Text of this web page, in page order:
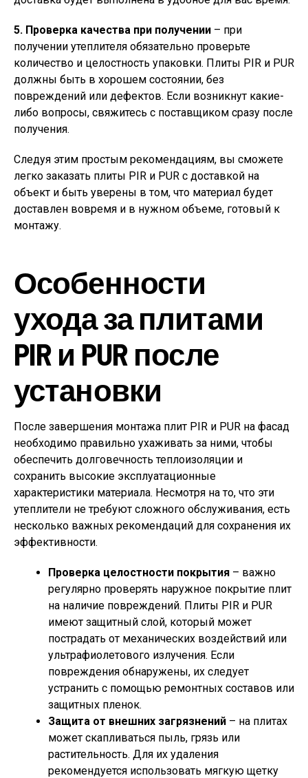
5. Проверка качества при получении – при
получении утеплителя обязательно проверьте
количество и целостность упаковки. Плиты PIR и PUR
должны быть в хорошем состоянии, без
повреждений или дефектов. Если возникнут какие-
либо вопросы, свяжитесь с поставщиком сразу после
получения.
Следуя этим простым рекомендациям, вы сможете
легко заказать плиты PIR и PUR с доставкой на
объект и быть уверены в том, что материал будет
доставлен вовремя и в нужном объеме, готовый к
монтажу.
Особенности
ухода за плитами
PIR и PUR после
установки
После завершения монтажа плит PIR и PUR на фасад
необходимо правильно ухаживать за ними, чтобы
обеспечить долговечность теплоизоляции и
сохранить высокие эксплуатационные
характеристики материала. Несмотря на то, что эти
утеплители не требуют сложного обслуживания, есть
несколько важных рекомендаций для сохранения их
эффективности.
Проверка целостности покрытия – важно
регулярно проверять наружное покрытие плит
на наличие повреждений. Плиты PIR и PUR
имеют защитный слой, который может
пострадать от механических воздействий или
ультрафиолетового излучения. Если
повреждения обнаружены, их следует
устранить с помощью ремонтных составов или
защитных пленок.
Защита от внешних загрязнений – на плитах
может скапливаться пыль, грязь или
растительность. Для их удаления
рекомендуется использовать мягкую щетку